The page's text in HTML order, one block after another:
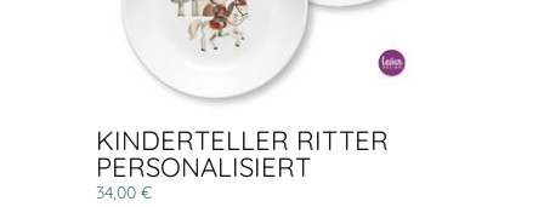
KINDERTELLER RITTER
PERSONALISIERT
34,00 €